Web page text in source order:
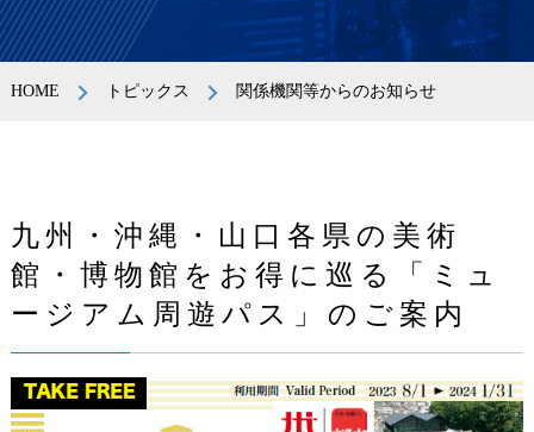
HOME トピックス 関係機関等からのお知らせ
九州・沖縄・山口各県の美術
館・博物館をお得に巡る「ミュ
ージアム周遊パス」のご案内